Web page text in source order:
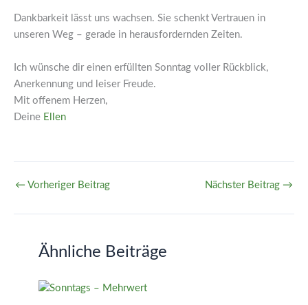
Dankbarkeit lässt uns wachsen. Sie schenkt Vertrauen in
unseren Weg – gerade in herausfordernden Zeiten.
Ich wünsche dir einen erfüllten Sonntag voller Rückblick,
Anerkennung und leiser Freude.
Mit offenem Herzen,
Deine Ellen
← Vorheriger Beitrag Nächster Beitrag →
Ähnliche Beiträge